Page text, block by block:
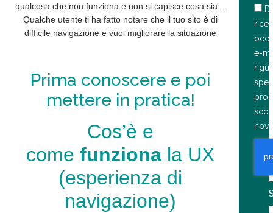
qualcosa che non funziona e non si capisce cosa sia…
Qualche utente ti ha fatto notare che il tuo sito è di
difficile navigazione e vuoi migliorare la situazione
Prima conoscere e poi
mettere in pratica!
Cos’è e
comefunziona la UX
(esperienza di
navigazione)
e-